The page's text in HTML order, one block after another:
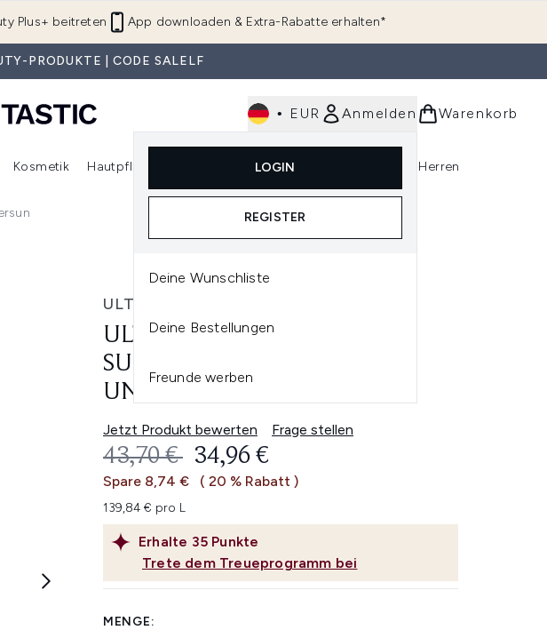
springen
App downloaden & Extra-Rabatte erhalten*
Plus+ beitreten
PRODUKTE | CODE SALELF
• EUR Anmelden
LOGIN
REGISTER
Deine Wunschliste
Deine Bestellungen
Freunde werben
Warenkorb
(Beauty Box) Untermenü Anmelden (Neu & Trending)
Kosmetik
Untermenü Anmelden (Kosmetik)
Hautpflege
Untermenü Anmelden (Haarpflege)
Parfum
Untermenü Anmelden (Parfum)
Herren
ULTRASUN
ULTRASUN FAMILY LSF 30 -
SUPER SENSITIVE (100 ML)
UND ULTRASUN AFTERSUN
Jetzt Produkt bewerten Frage stellen
Erhalte 35 Punkte
Trete dem Treueprogramm bei
UNVERBINDLICHE PREISEMPFEHLUNG:
43,70 € AKTUELLER PREIS:
34,96 €
Spare 8,74 € ( 20 % Rabatt )
139,84 € pro L
MENGE: